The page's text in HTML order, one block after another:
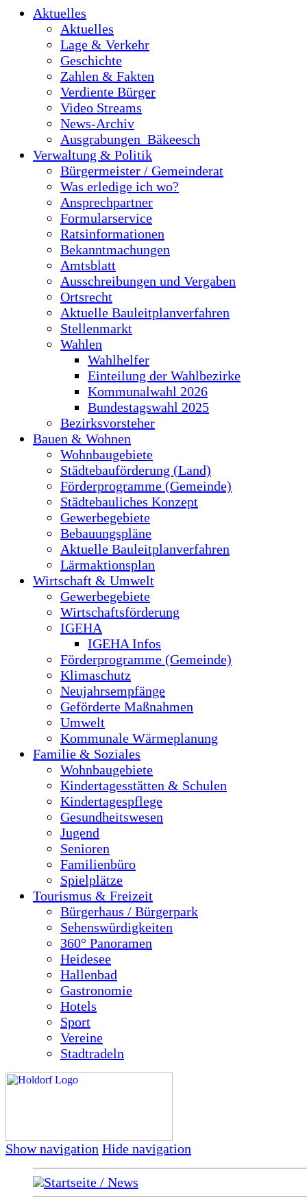
Aktuelles
Aktuelles
Lage & Verkehr
Geschichte
Zahlen & Fakten
Verdiente Bürger
Video Streams
News-Archiv
Ausgrabungen_Bäkeesch
Verwaltung & Politik
Bürgermeister / Gemeinderat
Was erledige ich wo?
Ansprechpartner
Formularservice
Ratsinformationen
Bekanntmachungen
Amtsblatt
Ausschreibungen und Vergaben
Ortsrecht
Aktuelle Bauleitplanverfahren
Stellenmarkt
Wahlen
Wahlhelfer
Einteilung der Wahlbezirke
Kommunalwahl 2026
Bundestagswahl 2025
Bezirksvorsteher
Bauen & Wohnen
Wohnbaugebiete
Städtebauförderung (Land)
Förderprogramme (Gemeinde)
Städtebauliches Konzept
Gewerbegebiete
Bebauungspläne
Aktuelle Bauleitplanverfahren
Lärmaktionsplan
Wirtschaft & Umwelt
Gewerbegebiete
Wirtschaftsförderung
IGEHA
IGEHA Infos
Förderprogramme (Gemeinde)
Klimaschutz
Neujahrsempfänge
Geförderte Maßnahmen
Umwelt
Kommunale Wärmeplanung
Familie & Soziales
Wohnbaugebiete
Kindertagesstätten & Schulen
Kindertagespflege
Gesundheitswesen
Jugend
Senioren
Familienbüro
Spielplätze
Tourismus & Freizeit
Bürgerhaus / Bürgerpark
Sehenswürdigkeiten
360° Panoramen
Heidesee
Hallenbad
Gastronomie
Hotels
Sport
Vereine
Stadtradeln
Show navigation Hide navigation
Startseite / News